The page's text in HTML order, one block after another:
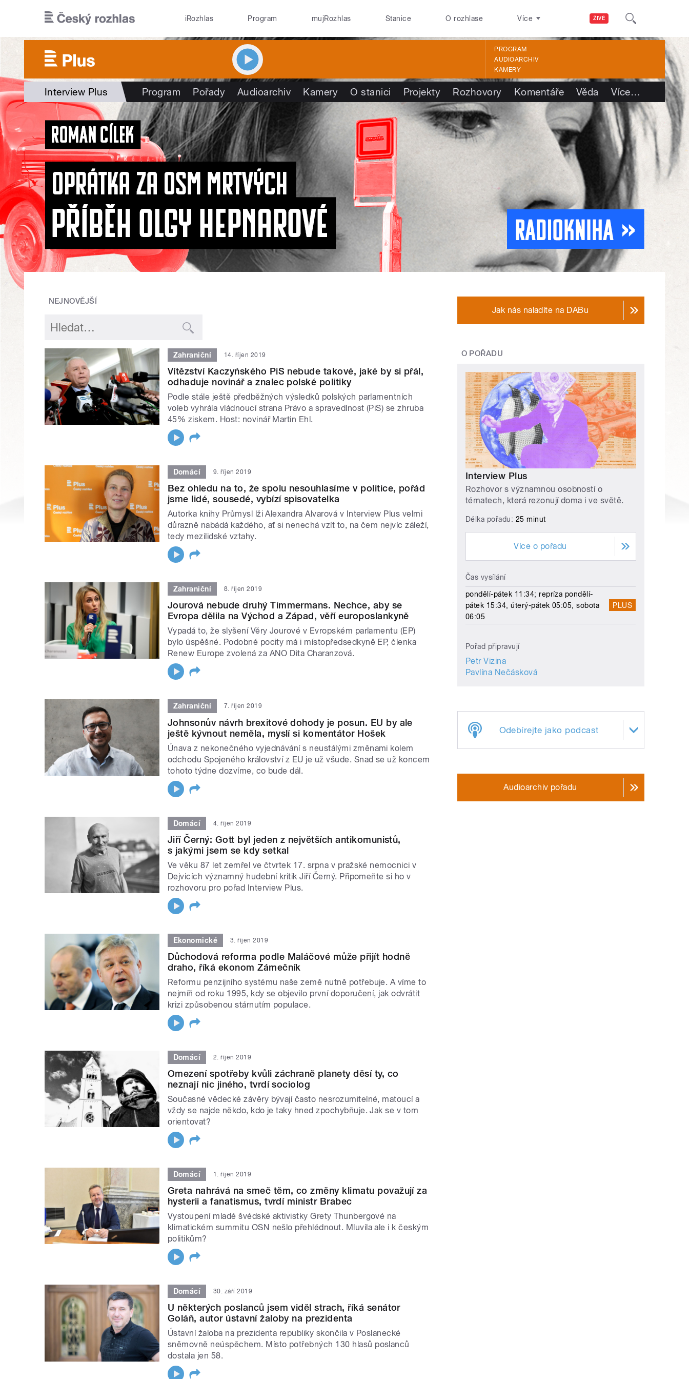
ŽIVĚ
iRozhlas Program mujRozhlas Stanice O rozhlase Více
PROGRAM
AUDIOARCHIV
KAMERY
Interview Plus Program Pořady Audioarchiv Kamery O stanici Projekty Rozhovory Komentáře Věda Více…
NEJNOVĚJŠÍ
Zahraniční 14. říjen 2019
Vítězství Kaczyńského PiS nebude takové, jaké by si přál,
odhaduje novinář a znalec polské politiky
Podle stále ještě předběžných výsledků polských parlamentních
voleb vyhrála vládnoucí strana Právo a spravedlnost (PiS) se zhruba
45% ziskem. Host: novinář Martin Ehl.
Domácí 9. říjen 2019
Bez ohledu na to, že spolu nesouhlasíme v politice, pořád
jsme lidé, sousedé, vybízí spisovatelka
Autorka knihy Průmysl lži Alexandra Alvarová v Interview Plus velmi
důrazně nabádá každého, ať si nenechá vzít to, na čem nejvíc záleží,
tedy mezilidské vztahy.
Zahraniční 8. říjen 2019
Jourová nebude druhý Timmermans. Nechce, aby se
Evropa dělila na Východ a Západ, věří europoslankyně
Vypadá to, že slyšení Věry Jourové v Evropském parlamentu (EP)
bylo úspěšné. Podobné pocity má i místopředsedkyně EP, členka
Renew Europe zvolená za ANO Dita Charanzová.
Zahraniční 7. říjen 2019
Johnsonův návrh brexitové dohody je posun. EU by ale
ještě kývnout neměla, myslí si komentátor Hošek
Únava z nekonečného vyjednávání s neustálými změnami kolem
odchodu Spojeného království z EU je už všude. Snad se už koncem
tohoto týdne dozvíme, co bude dál.
Domácí 4. říjen 2019
Jiří Černý: Gott byl jeden z největších antikomunistů,
s jakými jsem se kdy setkal
Ve věku 87 let zemřel ve čtvrtek 17. srpna v pražské nemocnici v
Dejvicích významný hudební kritik Jiří Černý. Připomeňte si ho v
rozhovoru pro pořad Interview Plus.
Ekonomické 3. říjen 2019
Důchodová reforma podle Maláčové může přijít hodně
draho, říká ekonom Zámečník
Reformu penzijního systému naše země nutně potřebuje. A víme to
nejmíň od roku 1995, kdy se objevilo první doporučení, jak odvrátit
krizi způsobenou stárnutím populace.
Domácí 2. říjen 2019
Omezení spotřeby kvůli záchraně planety děsí ty, co
neznají nic jiného, tvrdí sociolog
Současné vědecké závěry bývají často nesrozumitelné, matoucí a
vždy se najde někdo, kdo je taky hned zpochybňuje. Jak se v tom
orientovat?
Domácí 1. říjen 2019
Greta nahrává na smeč těm, co změny klimatu považují za
hysterii a fanatismus, tvrdí ministr Brabec
Vystoupení mladé švédské aktivistky Grety Thunbergové na
klimatickém summitu OSN nešlo přehlédnout. Mluvila ale i k českým
politikům?
Domácí 30. září 2019
U některých poslanců jsem viděl strach, říká senátor
Goláň, autor ústavní žaloby na prezidenta
Ústavní žaloba na prezidenta republiky skončila v Poslanecké
sněmovně neúspěchem. Místo potřebných 130 hlasů poslanců
dostala jen 58.
Jak nás naladíte na DABu
O POŘADU
Interview Plus
Rozhovor s významnou osobností o
tématech, která rezonují doma i ve světě.
Délka pořadu: 25 minut
Více o pořadu
Čas vysílání
pondělí-pátek 11:34; repríza pondělí-
pátek 15:34, úterý-pátek 05:05, sobota
06:05
PLUS
Pořad připravují
Petr Vizina
Pavlína Nečásková
Odebírejte jako podcast
Audioarchiv pořadu